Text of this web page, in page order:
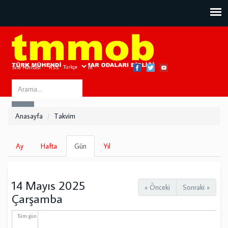
Site Haritası RSS Bize Ulaşın
Search
this
Anasayfa Takvim
Birincil
sekmeler
Ay Hafta Gün
sekme)
Yıl
« Önceki Sonraki »
14 Mayıs 2025
Çarşamba
Tüm gün